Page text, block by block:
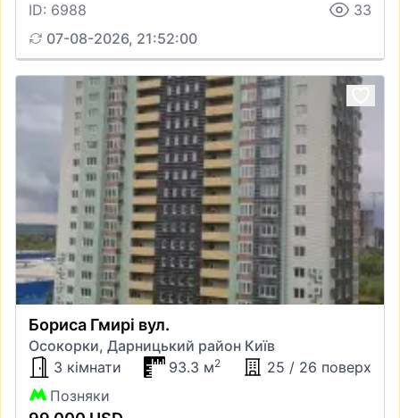
ID: 6988
33
07-08-2026, 21:52:00
Бориса Гмирі вул.
Осокорки, Дарницький район Київ
3 кімнати
93.3 м2
25 / 26 поверх
Позняки